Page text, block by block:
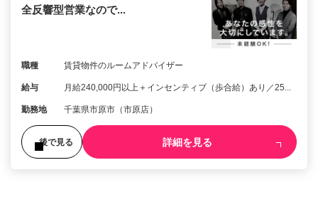
全反響型営業なので...
職種 賃貸物件のルームアドバイザー
給与 月給240,000円以上＋インセンティブ（歩合給）あり／25...
勤務地 千葉県市原市（市原店）
後で見る 詳細を見る